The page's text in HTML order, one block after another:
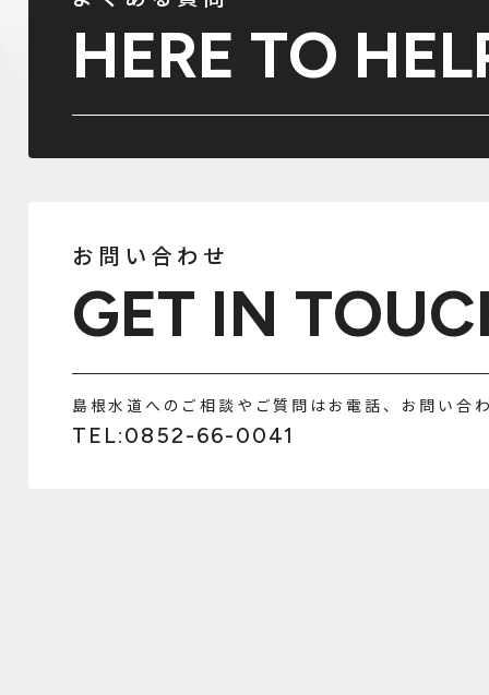
HERE TO
お問い合わせ
GET IN
島根水道へのご相談やご質問はお電話、お問い合
TEL:0852-66-0041